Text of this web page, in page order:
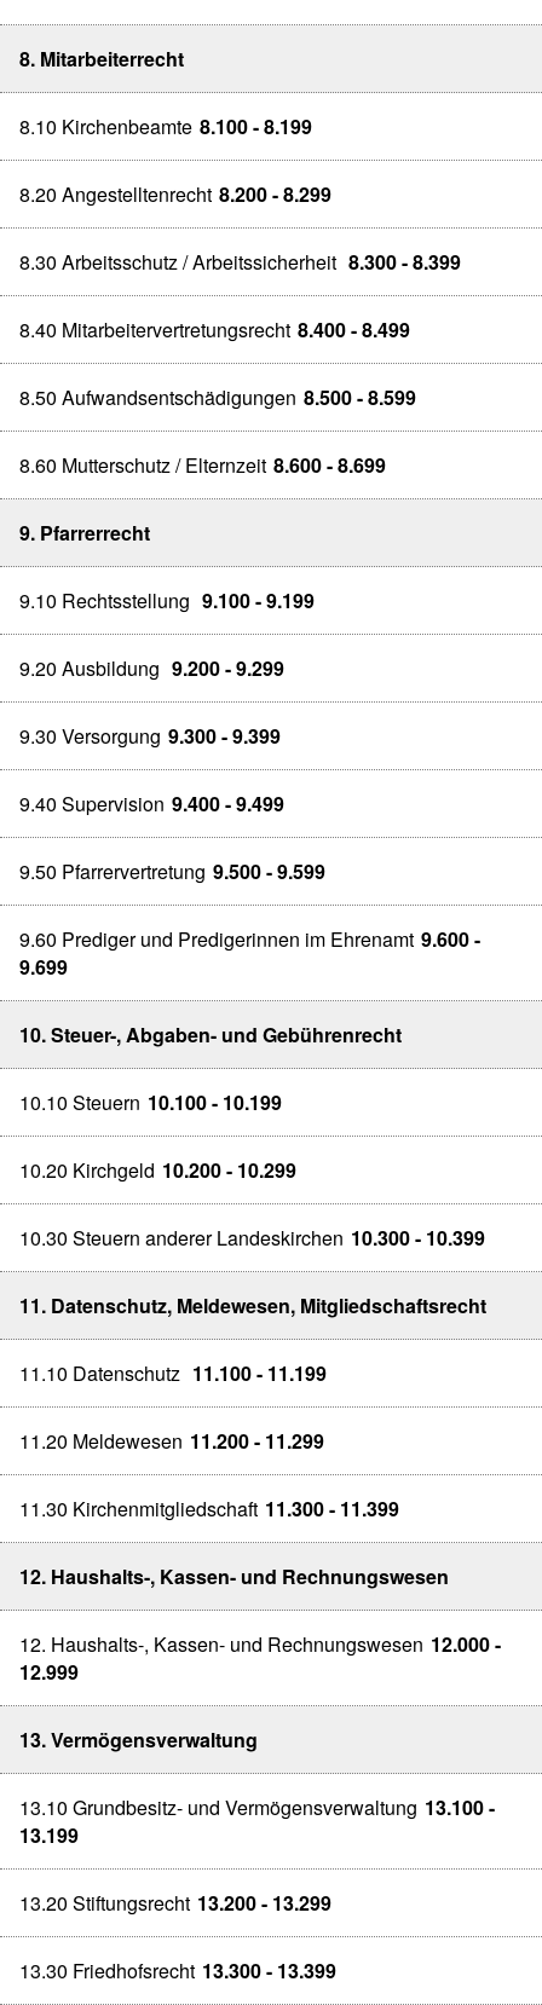
8. Mitarbeiterrecht
8.10 Kirchenbeamte 8.100 - 8.199
8.20 Angestelltenrecht 8.200 - 8.299
8.30 Arbeitsschutz / Arbeitssicherheit 8.300 - 8.399
8.40 Mitarbeitervertretungsrecht 8.400 - 8.499
8.50 Aufwandsentschädigungen 8.500 - 8.599
8.60 Mutterschutz / Elternzeit 8.600 - 8.699
9. Pfarrerrecht
9.10 Rechtsstellung 9.100 - 9.199
9.20 Ausbildung 9.200 - 9.299
9.30 Versorgung 9.300 - 9.399
9.40 Supervision 9.400 - 9.499
9.50 Pfarrervertretung 9.500 - 9.599
9.60 Prediger und Predigerinnen im Ehrenamt 9.600 -
9.699
10. Steuer-, Abgaben- und Gebührenrecht
10.10 Steuern 10.100 - 10.199
10.20 Kirchgeld 10.200 - 10.299
10.30 Steuern anderer Landeskirchen 10.300 - 10.399
11. Datenschutz, Meldewesen, Mitgliedschaftsrecht
11.10 Datenschutz 11.100 - 11.199
11.20 Meldewesen 11.200 - 11.299
11.30 Kirchenmitgliedschaft 11.300 - 11.399
12. Haushalts-, Kassen- und Rechnungswesen
12. Haushalts-, Kassen- und Rechnungswesen 12.000 -
12.999
13. Vermögensverwaltung
13.10 Grundbesitz- und Vermögensverwaltung 13.100 -
13.199
13.20 Stiftungsrecht 13.200 - 13.299
13.30 Friedhofsrecht 13.300 - 13.399